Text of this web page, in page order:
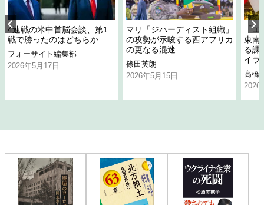
4連戦の米中首脳会談、第1
戦で勝ったのはどちらか
フォーサイト編集部
2026年5月17日
マリ「ジハーディスト組織」
の攻勢が示唆する西アフリカ
の更なる混迷
篠田英朗
2026年5月15日
「
東南
る課
イラ
高橋
2026